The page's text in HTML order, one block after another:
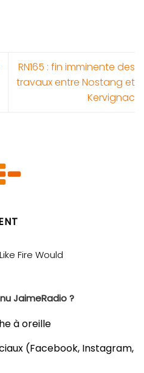
RN165 : fin imminente des
travaux entre Nostang et
Kervignac
JaimeRadio ?
à oreille
(Facebook, Instagram,